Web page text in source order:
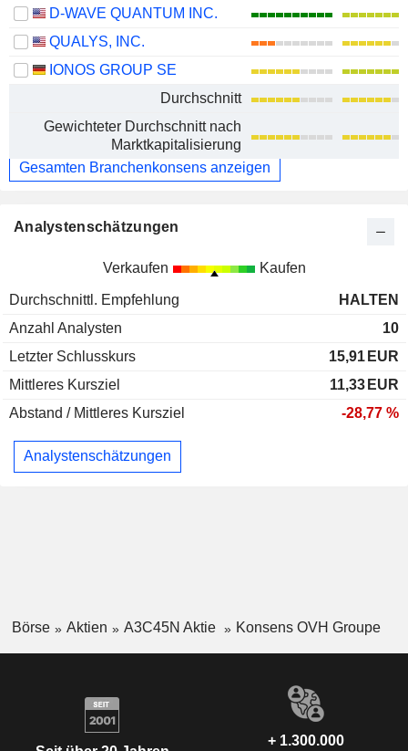
D-WAVE QUANTUM INC.
QUALYS, INC.
IONOS GROUP SE
Durchschnitt
Gewichteter Durchschnitt nach
Marktkapitalisierung
Gesamten Branchenkonsens anzeigen
Analystenschätzungen
Verkaufen Kaufen
Durchschnittl. Empfehlung
HALTEN
Anzahl Analysten
10
Letzter Schlusskurs
15,91 EUR
Mittleres Kursziel
11,33 EUR
Abstand / Mittleres Kursziel
-28,77 %
Analystenschätzungen
Börse Aktien A3C45N Aktie Konsens OVH Groupe
+ 1.300.000